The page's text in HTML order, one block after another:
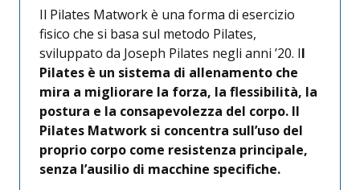
Il Pilates Matwork è una forma di esercizio
fisico che si basa sul metodo Pilates,
sviluppato da Joseph Pilates negli anni ’20. Il
Pilates è un sistema di allenamento che
mira a migliorare la forza, la flessibilità, la
postura e la consapevolezza del corpo. Il
Pilates Matwork si concentra sull’uso del
proprio corpo come resistenza principale,
senza l’ausilio di macchine specifiche.